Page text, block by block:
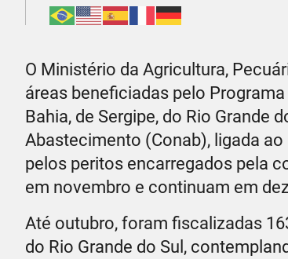
O Ministério da Agricultura,
áreas beneficiadas pelo
Bahia, de Sergipe, do Rio Grande
Abastecimento (Conab), ligada
pelos peritos encarregados pela
em novembro e continuam em
Até outubro, foram fiscalizadas
do Rio Grande do Sul,